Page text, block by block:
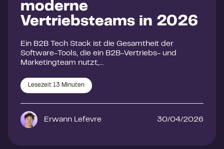
moderne
Vertriebsteams in 2026
Ein B2B Tech Stack ist die Gesamtheit der
Software-Tools, die ein B2B-Vertriebs- und
Marketingteam nutzt,…
Lesezeit 13 Minuten
Erwann Lefevre 30/04/2026